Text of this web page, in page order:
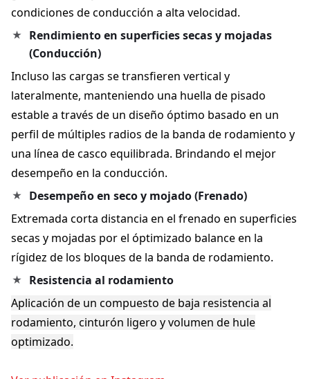
condiciones de conducción a alta velocidad.
Rendimiento en superficies secas y mojadas
(Conducción)
Incluso las cargas se transfieren vertical y
lateralmente, manteniendo una huella de pisado
estable a través de un diseño óptimo basado en un
perfil de múltiples radios de la banda de rodamiento y
una línea de casco equilibrada. Brindando el mejor
desempeño en la conducción.
Desempeño en seco y mojado (Frenado)
Extremada corta distancia en el frenado en superficies
secas y mojadas por el óptimizado balance en la
rígidez de los bloques de la banda de rodamiento.
Resistencia al rodamiento
Aplicación de un compuesto de baja resistencia al
rodamiento, cinturón ligero y volumen de hule
optimizado.